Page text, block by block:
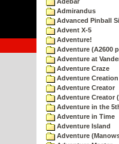
Admirandus
Advanced Pinball
Advent X-5
Adventure!
Adventure (A2600
Adventure at
Adventure Craze
Adventure
Adventure Creator
Adventure Creator
Adventure in the
Adventure in Time
Adventure Island
Adventure